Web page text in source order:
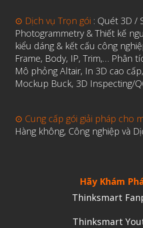
Tháng
Tháng
Tháng
Tháng
Tháng
Tháng
Giải
⊙ Dịch vụ Trọn gói : Quét 3D /
Photogrammetry & Thiết kế
kiểu dáng & kết cấu công
Frame, Body, IP, Trim,… Phân
Mô phỏng Altair, In 3D cao cấp,
Mockup Buck, 3D Inspecting/
⊙ Cung cấp gói giải pháp cho
Hàng không, Công nghiệp và
Hãy Khám
Thinksmart
Thinksmart